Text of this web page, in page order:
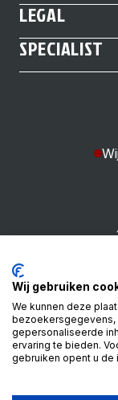
LEGAL
SPECIALIST
Wij gebruiken
We kunnen deze
bezoekersgegevens,
gepersonaliseerde
ervaring te bieden.
gebruiken opent u de